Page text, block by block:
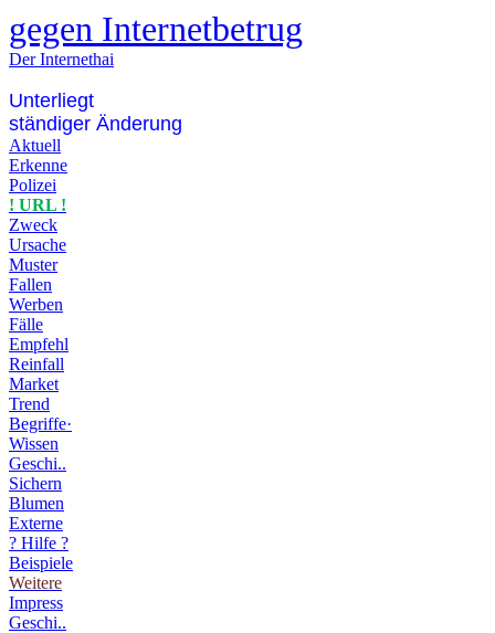
gegen Internetbetrug
Der Internethai
Unterliegt
ständiger Änderung
Aktuell
Erkenne
Polizei
! URL !
Zweck
Ursache
Muster
Fallen
Werben
Fälle
Empfehl
Reinfall
Market
Trend
Begriffe·
Wissen
Geschi..
Sichern
Blumen
Externe
? Hilfe ?
Beispiele
Weitere
Impress
Geschi..